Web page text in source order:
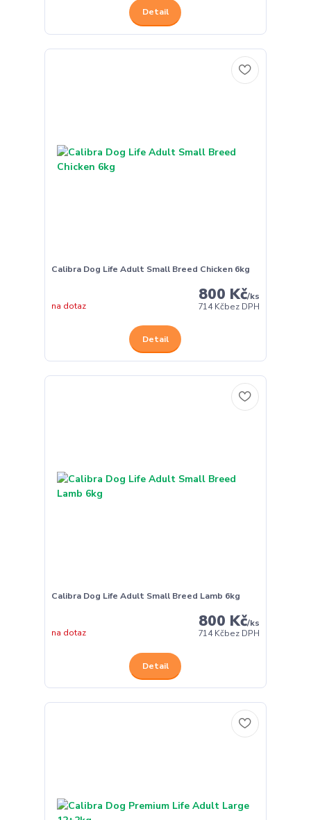
Detail
Calibra Dog Life Adult Small Breed Chicken 6kg
800 Kč/ks
714 Kčbez DPH
na dotaz
Detail
Calibra Dog Life Adult Small Breed Lamb 6kg
800 Kč/ks
714 Kčbez DPH
na dotaz
Detail